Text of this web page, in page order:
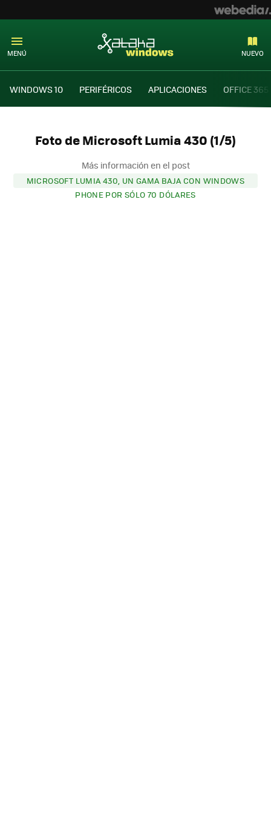
MENÚ NUEVO
WINDOWS 10 PERIFÉRICOS APLICACIONES OFFICE 365
Foto de Microsoft Lumia 430 (1/5)
Más información en el post
MICROSOFT LUMIA 430, UN GAMA BAJA CON WINDOWS
PHONE POR SÓLO 70 DÓLARES